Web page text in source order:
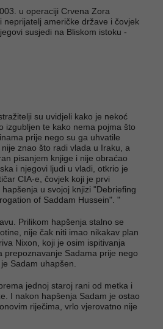
u operaciji Crvena Zora
neprijatelj američke države i čovjek
susjedi na Bliskom istoku -
su uvidjeli kako je nekoć
izgubljen te kako nema pojma što
prije nego su ga uhvatile
znao što radi vlada u Iraku, a
pisanjem knjige i nije obraćao
i njegovi ljudi u vladi, otkrio je
CIA-e, čovjek koji je prvi
u svojoj knjizi "Debriefing
of Saddam Hussein". "
Prilikom hapšenja stalno se
nije čak niti imao nikakav plan
Nixon, koji je osim ispitivanja
prepoznavanje Sadama prije nego
Sadam uhapšen.
jednoj staroj rani od metka i
I nakon hapšenja Sadam je ostao
riječima, vrlo vjerovatno nije